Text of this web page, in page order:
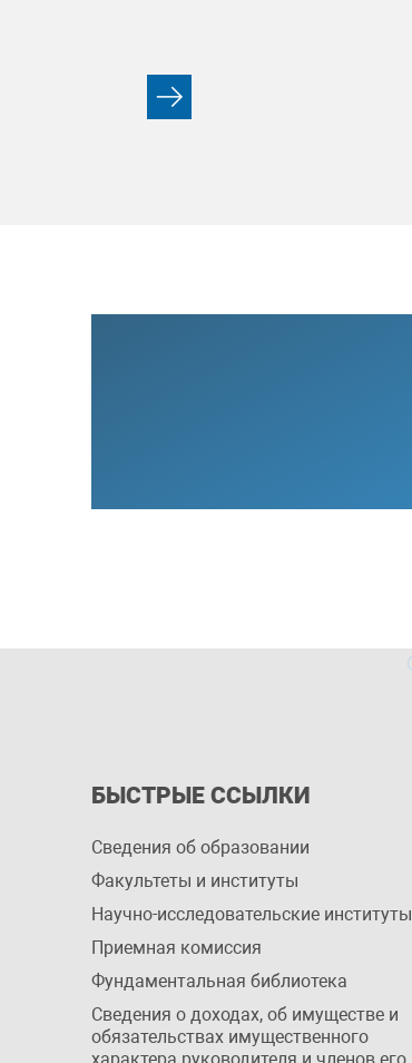
БЫСТРЫЕ ССЫЛКИ
Сведения об образовании
Факультеты и институты
Научно-исследовательские институты
Приемная комиссия
Фундаментальная библиотека
Сведения о доходах, об имуществе и
обязательствах имущественного